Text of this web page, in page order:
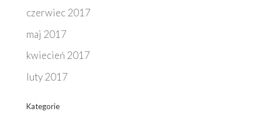
czerwiec 2017
maj 2017
kwiecień 2017
luty 2017
Kategorie